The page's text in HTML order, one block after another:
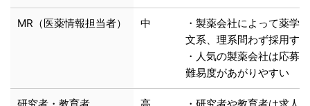
MR（医薬情報担当者） 中
・製薬会社によって薬学
文系、理系問わず採用す
・人気の製薬会社は応募
難易度があがりやすい